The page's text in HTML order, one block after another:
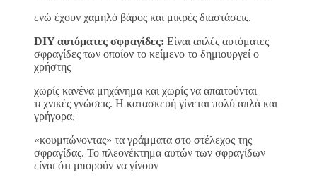
ενώ έχουν χαμηλό βάρος και μικρές διαστάσεις.
DIY αυτόματες σφραγίδες: Είναι απλές αυτόματες
σφραγίδες των οποίον το κείμενο το δημιουργεί ο
χρήστης
χωρίς κανένα μηχάνημα και χωρίς να απαιτούνται
τεχνικές γνώσεις. Η κατασκευή γίνεται πολύ απλά και
γρήγορα,
«κουμπώνοντας» τα γράμματα στο στέλεχος της
σφραγίδας. Το πλεονέκτημα αυτών των σφραγίδων
είναι ότι μπορούν να γίνουν